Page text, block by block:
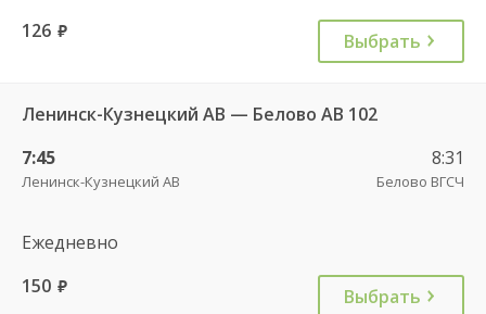
126 руб. Выбрать
Ленинск-Кузнецкий АВ — Белово АВ 102
7:45
Ленинск-Кузнецкий АВ
8:31
Белово ВГСЧ
Ежедневно
150 руб. Выбрать